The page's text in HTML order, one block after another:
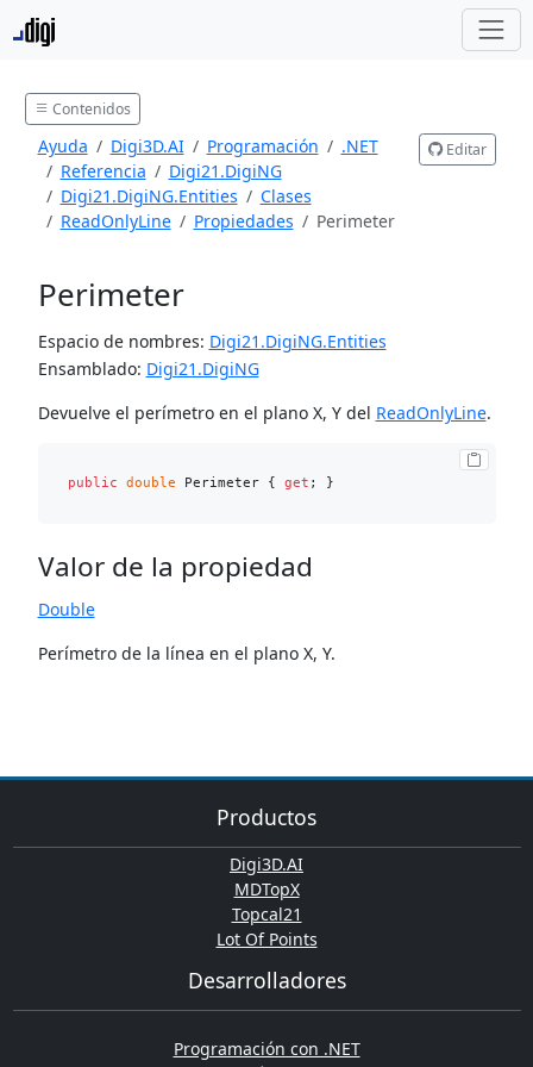
Contenidos
Ayuda Digi3D.AI Programación
.NET
Referencia
Digi21.DigiNG
Digi21.DigiNG.Entities
Clases
ReadOnlyLine
Propiedades Perimeter
Editar
Perimeter
Espacio de nombres: Digi21.DigiNG.Entities
Ensamblado: Digi21.DigiNG
Devuelve el perímetro en el plano X, Y del ReadOnlyLine.
public double Perimeter { get
Valor de la propiedad
Double
Perímetro de la línea en el plano X, Y.
Productos
Digi3D.AI
MDTopX
Topcal21
Lot Of Points
Desarrolladores
Programación con .NET